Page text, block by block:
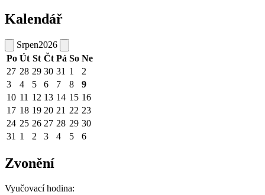
Kalendář
Srpen2026
Po Út St Čt Pá So Ne
27 28 29 30 31 1
2
3
4 5 6 7 8
9
10 11 12 13 14 15 16
17 18 19 20 21 22 23
24 25 26 27 28 29 30
31 1 2 3 4 5 6
Zvonění
Vyučovací hodina: